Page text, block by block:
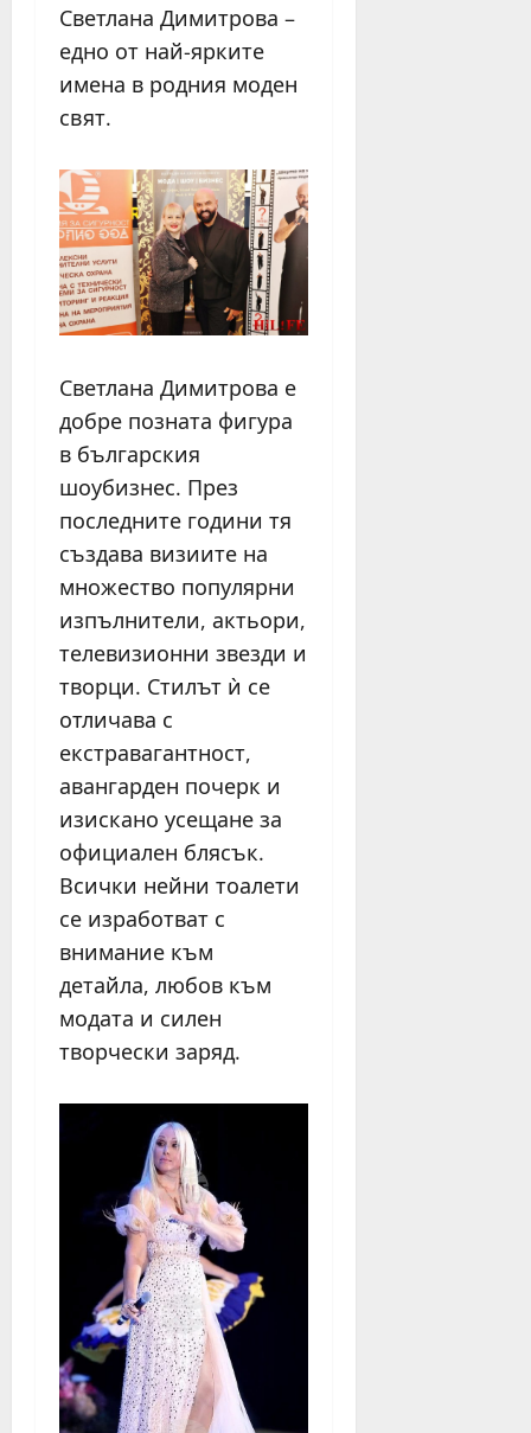
Светлана Димитрова –
едно от най-ярките
имена в родния моден
свят.
Светлана Димитрова е
добре позната фигура
в българския
шоубизнес. През
последните години тя
създава визиите на
множество популярни
изпълнители, актьори,
телевизионни звезди и
творци. Стилът ѝ се
отличава с
екстравагантност,
авангарден почерк и
изискано усещане за
официален блясък.
Всички нейни тоалети
се изработват с
внимание към
детайла, любов към
модата и силен
творчески заряд.